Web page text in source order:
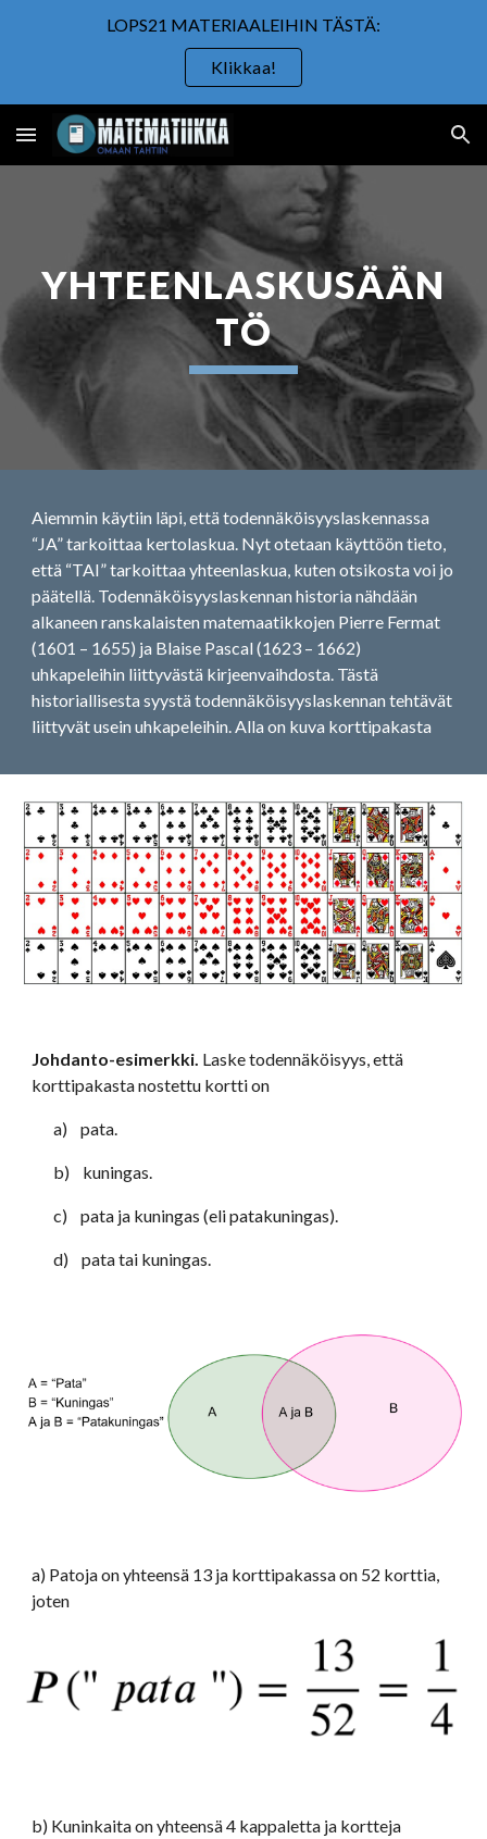
LOPS21 MATERIAALEIHIN TÄSTÄ:
Klikkaa!
YHTEENLASKUSÄÄN
TÖ
Aiemmin käytiin läpi, että todennäköisyyslaskennassa
“JA” tarkoittaa kertolaskua. Nyt otetaan käyttöön tieto,
että “TAI” tarkoittaa yhteenlaskua, kuten otsikosta voi jo
päätellä. Todennäköisyyslaskennan historia nähdään
alkaneen ranskalaisten matemaatikkojen Pierre Fermat
(1601 – 1655) ja Blaise Pascal (1623 – 1662)
uhkapeleihin liittyvästä kirjeenvaihdosta. Tästä
historiallisesta syystä todennäköisyyslaskennan tehtävät
liittyvät usein uhkapeleihin. Alla on kuva korttipakasta
Johdanto-esimerkki. Laske todennäköisyys, että
korttipakasta nostettu kortti on
a)    pata.
b)    kuningas.
c)    pata ja kuningas (eli patakuningas).
d)    pata tai kuningas.
a) Patoja on yhteensä 13 ja korttipakassa on 52 korttia,
joten
b) Kuninkaita on yhteensä 4 kappaletta ja kortteja